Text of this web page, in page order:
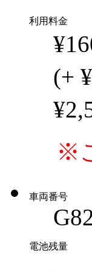
利用料金
(+
※
車両番号
電池残量